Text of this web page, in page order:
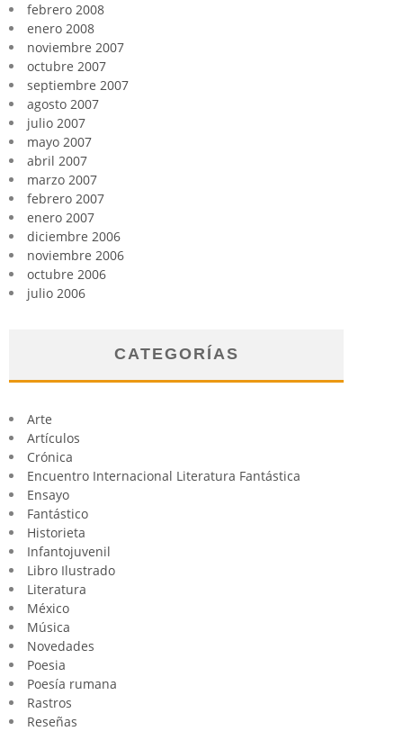
febrero 2008
enero 2008
noviembre 2007
octubre 2007
septiembre 2007
agosto 2007
julio 2007
mayo 2007
abril 2007
marzo 2007
febrero 2007
enero 2007
diciembre 2006
noviembre 2006
octubre 2006
julio 2006
CATEGORÍAS
Arte
Artículos
Crónica
Encuentro Internacional Literatura Fantástica
Ensayo
Fantástico
Historieta
Infantojuvenil
Libro Ilustrado
Literatura
México
Música
Novedades
Poesia
Poesía rumana
Rastros
Reseñas